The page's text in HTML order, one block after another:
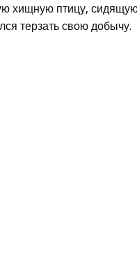
хищную птицу, сидящую
терзать свою добычу.